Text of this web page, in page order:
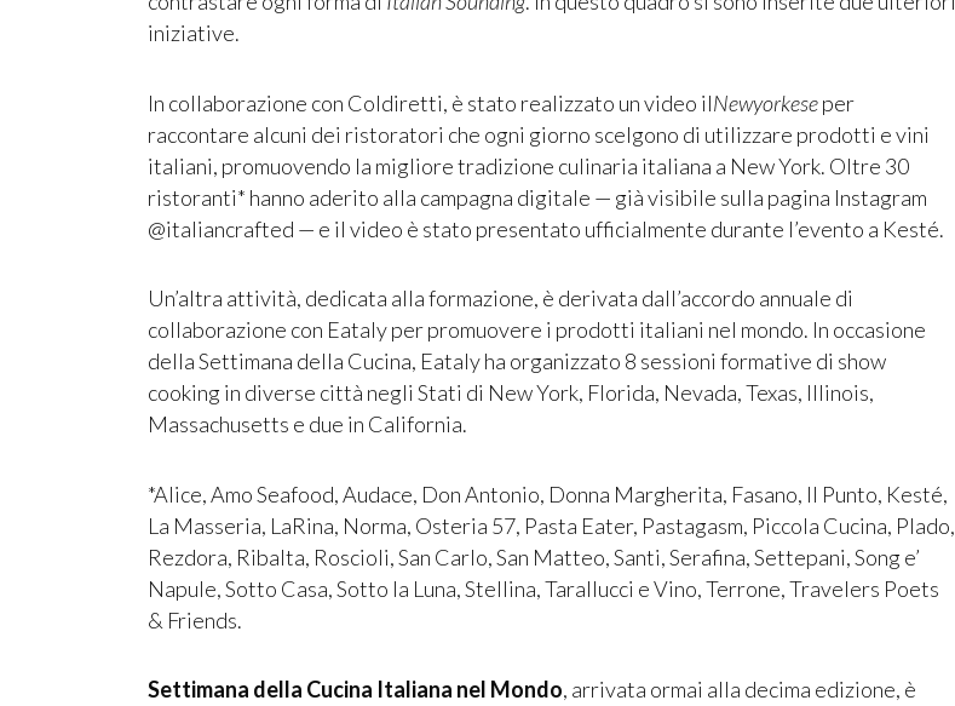
iniziative.
In collaborazione con Coldiretti, è stato realizzato un video ilNewyorkeseper
raccontare alcuni dei ristoratori che ogni giorno scelgono di utilizzare prodotti e vini
italiani, promuovendo la migliore tradizione culinaria italiana a New York. Oltre 30
ristoranti* hanno aderito alla campagna digitale — già visibile sulla pagina Instagram
@italiancrafted — e il video è stato presentato ufficialmente durante l’evento a Kesté.
Un’altra attività, dedicata alla formazione, è derivata dall’accordo annuale di
collaborazione con Eataly per promuovere i prodotti italiani nel mondo. In occasione
della Settimana della Cucina, Eataly ha organizzato 8 sessioni formative di show
cooking in diverse città negli Stati di New York, Florida, Nevada, Texas, Illinois,
Massachusetts e due in California.
*Alice, Amo Seafood, Audace, Don Antonio, Donna Margherita, Fasano, Il Punto, Kesté,
La Masseria, LaRina, Norma, Osteria 57, Pasta Eater, Pastagasm, Piccola Cucina, Plado,
Rezdora, Ribalta, Roscioli, San Carlo, San Matteo, Santi, Serafina, Settepani, Song e’
Napule, Sotto Casa, Sotto la Luna, Stellina, Tarallucci e Vino, Terrone, Travelers Poets
& Friends.
Settimana della Cucina Italiana nel Mondo, arrivata ormai alla decima edizione, è